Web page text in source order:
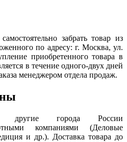
забрать товар из
по адресу: г. Москва, ул.
приобретенного товара в
в течение одного-двух дней
менеджером отдела продаж.
другие города России
компаниями (Деловые
и др.). Доставка товара до